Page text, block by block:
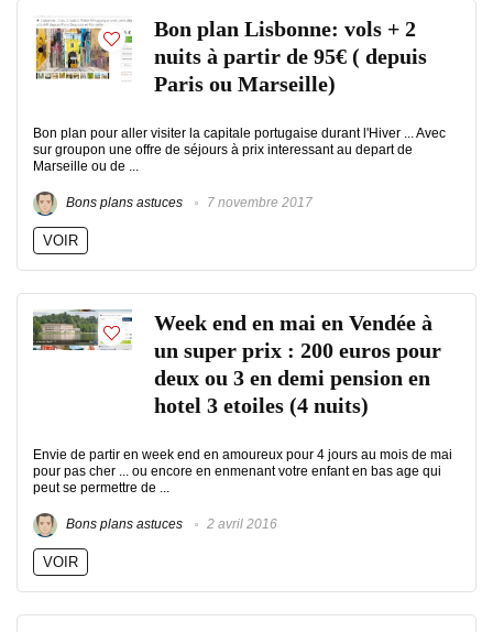
Bon plan Lisbonne: vols + 2
nuits à partir de 95€ ( depuis
Paris ou Marseille)
Bon plan pour aller visiter la capitale portugaise durant l'Hiver ... Avec
sur groupon une offre de séjours à prix interessant au depart de
Marseille ou de ...
Bons plans astuces 7 novembre 2017
VOIR
Week end en mai en Vendée à
un super prix : 200 euros pour
deux ou 3 en demi pension en
hotel 3 etoiles (4 nuits)
Envie de partir en week end en amoureux pour 4 jours au mois de mai
pour pas cher ... ou encore en enmenant votre enfant en bas age qui
peut se permettre de ...
Bons plans astuces 2 avril 2016
VOIR